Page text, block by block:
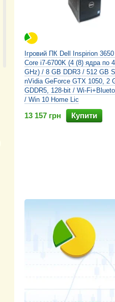
Ігровий ПК Dell Inspirion
Core i7-6700K (4 (8) ядра по
GHz) / 8 GB DDR3 / 512 GB
nVidia GeForce GTX 1050, 2
GDDR5, 128-bit / Wi-
/ Win 10 Home Lic
13 157 грн Купити